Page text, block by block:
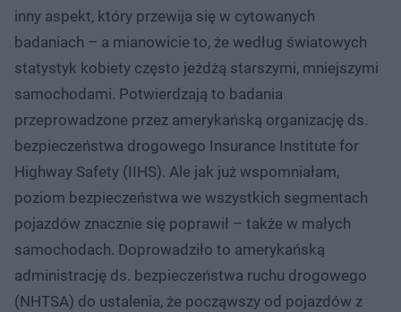
inny aspekt, który przewija się w cytowanych
badaniach – a mianowicie to, że według światowych
statystyk kobiety często jeżdżą starszymi, mniejszymi
samochodami. Potwierdzają to badania
przeprowadzone przez amerykańską organizację ds.
bezpieczeństwa drogowego Insurance Institute for
Highway Safety (IIHS). Ale jak już wspomniałam,
poziom bezpieczeństwa we wszystkich segmentach
pojazdów znacznie się poprawił – także w małych
samochodach. Doprowadziło to amerykańską
administrację ds. bezpieczeństwa ruchu drogowego
(NHTSA) do ustalenia, że począwszy od pojazdów z